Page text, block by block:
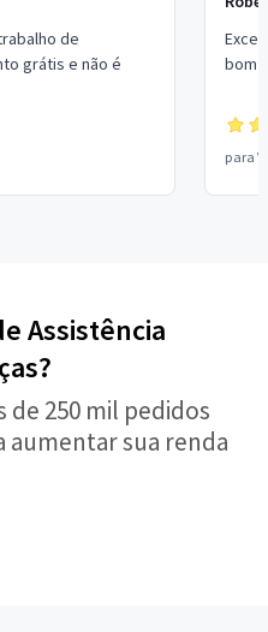
de
grátis e não é
bom
para
Assistência
de 250 mil pedidos
aumentar sua renda